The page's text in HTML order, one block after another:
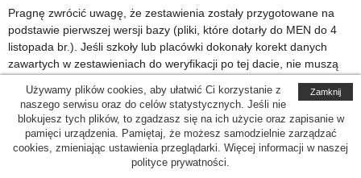
Pragnę zwrócić uwagę, że zestawienia zostały przygotowane na
podstawie pierwszej wersji bazy (pliki, które dotarły do MEN do 4
listopada br.). Jeśli szkoły lub placówki dokonały korekt danych
zawartych w zestawieniach do weryfikacji po tej dacie, nie muszą
one być ponownie przekazywane do Kuratorium Oświaty.
Wykazy do weryfikacji zostały wysłane pocztą elektroniczną do
wszystkich Jednostek Samorządu Terytorialnego w województwie
warmińsko-mazurskim. Jeżeli, któraś z JST nie otrzymała wykazu
pocztą elektroniczną oznacza to, że adres e-mail który został
Zamknij
Używamy plików cookies, aby ułatwić Ci korzystanie z
naszego serwisu oraz do celów statystycznych. Jeśli nie
blokujesz tych plików, to zgadzasz się na ich użycie oraz zapisanie w
pamięci urządzenia. Pamiętaj, że możesz samodzielnie zarządzać
cookies, zmieniając ustawienia przeglądarki. Więcej informacji w naszej
polityce prywatności.